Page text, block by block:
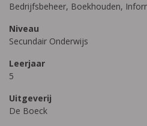
Bedrijfsbeheer, Boekhouden,
Niveau
Secundair Onderwijs
Leerjaar
5
Uitgeverij
De Boeck